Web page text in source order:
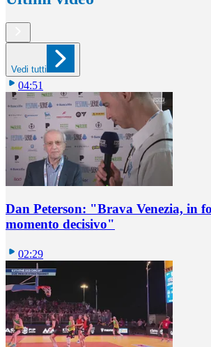
Vedi tutti
04:51
Dan Peterson: "Brava Venezia, in
momento decisivo"
02:29